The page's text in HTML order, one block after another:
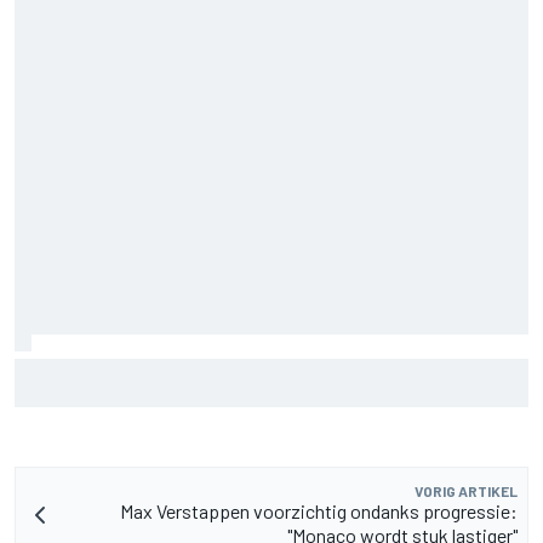
VORIG ARTIKEL
Max Verstappen voorzichtig ondanks progressie:
"Monaco wordt stuk lastiger"